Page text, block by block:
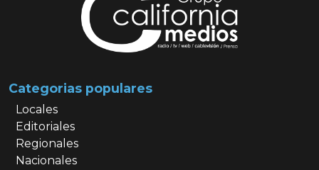
Categorias populares
Locales
Editoriales
Regionales
Nacionales